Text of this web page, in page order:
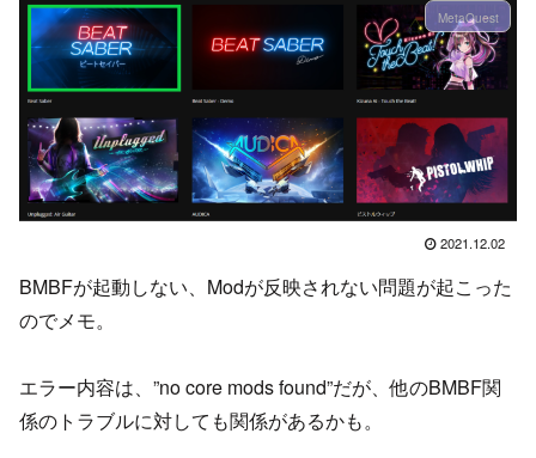
MetaQuest
2021.12.02
BMBFが起動しない、Modが反映されない問題が起こった
のでメモ。
エラー内容は、”no core mods found”だが、他のBMBF関
係のトラブルに対しても関係があるかも。